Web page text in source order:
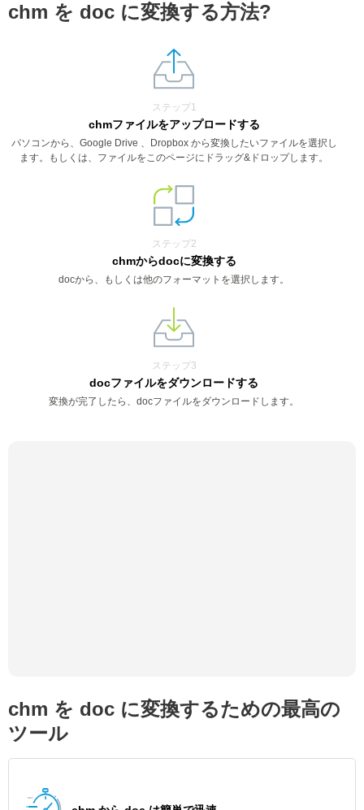
chm を doc に変換する方法?
ステップ1
chmファイルをアップロードする
パソコンから、Google Drive 、Dropbox から変換したいファイルを選択し
ます。もしくは、ファイルをこのページにドラッグ&ドロップします。
ステップ2
chmからdocに変換する
docから、もしくは他のフォーマットを選択します。
ステップ3
docファイルをダウンロードする
変換が完了したら、docファイルをダウンロードします。
chm を doc に変換するための最高の
ツール